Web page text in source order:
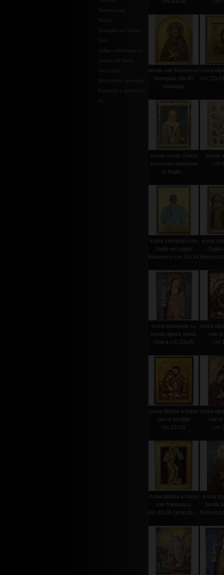
Tabernacoli
valige celebrazione
Mattonella ceramica
Essenze e profumi e
tavola san francesco
stampata 30x40
stondata
icona
tavola santa chiara
smussata stampata
in foglia...
tavola
icona stampata con
foglia oro papa
francesco cm.10x14
icona
foglia
icona stampata su
tavola lignea santa
chiara cm.20x25
icona
sacra
icona dipinta a mano
sacra famiglia
cm.22x18
icona
sacra
icona dipinta a mano
san francesco
cm.40x30 (articolo ...
icona
tavola